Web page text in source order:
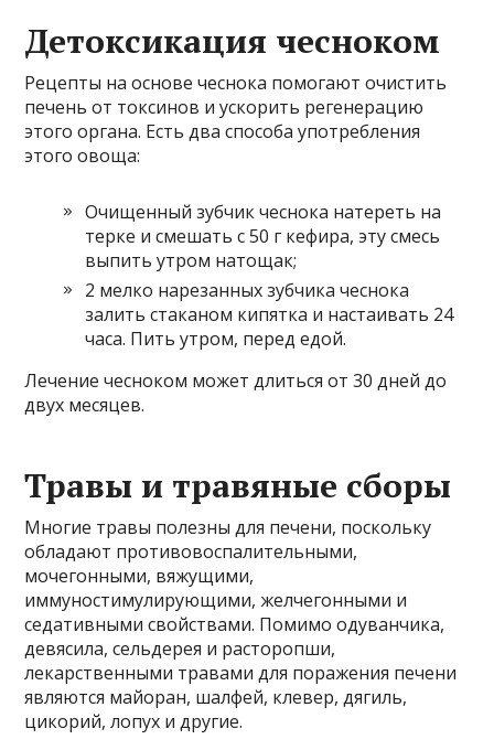
Детоксикация чесноком
Рецепты на основе чеснока помогают очистить
печень от токсинов и ускорить регенерацию
этого органа. Есть два способа употребления
этого овоща:
Очищенный зубчик чеснока натереть на
терке и смешать с 50 г кефира, эту смесь
выпить утром натощак;
2 мелко нарезанных зубчика чеснока
залить стаканом кипятка и настаивать 24
часа. Пить утром, перед едой.
Лечение чесноком может длиться от 30 дней до
двух месяцев.
Травы и травяные сборы
Многие травы полезны для печени, поскольку
обладают противовоспалительными,
мочегонными, вяжущими,
иммуностимулирующими, желчегонными и
седативными свойствами. Помимо одуванчика,
девясила, сельдерея и расторопши,
лекарственными травами для поражения печени
являются майоран, шалфей, клевер, дягиль,
цикорий, лопух и другие.